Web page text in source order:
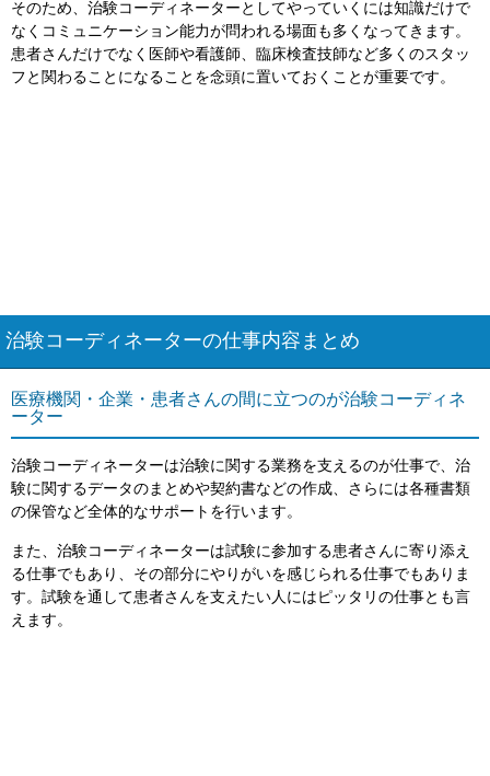
そのため、治験コーディネーターとしてやっていくには知識だけで
なくコミュニケーション能力が問われる場面も多くなってきます。
患者さんだけでなく医師や看護師、臨床検査技師など多くのスタッ
フと関わることになることを念頭に置いておくことが重要です。
治験コーディネーターの仕事内容まとめ
医療機関・企業・患者さんの間に立つのが治験コーディネ
ーター
治験コーディネーターは治験に関する業務を支えるのが仕事で、治
験に関するデータのまとめや契約書などの作成、さらには各種書類
の保管など全体的なサポートを行います。
また、治験コーディネーターは試験に参加する患者さんに寄り添え
る仕事でもあり、その部分にやりがいを感じられる仕事でもありま
す。試験を通して患者さんを支えたい人にはピッタリの仕事とも言
えます。